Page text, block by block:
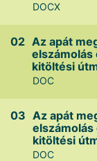
DOCX
Az apát
kitöltési
DOC
Az apát
kitöltési
DOC